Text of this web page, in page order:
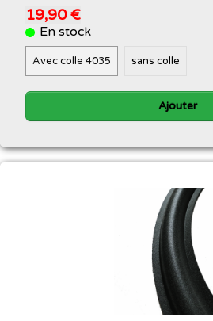
19,90 €
En stock
Avec colle 4035 sans colle
Ajouter